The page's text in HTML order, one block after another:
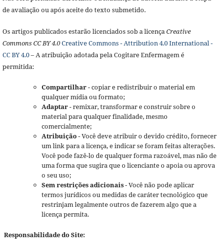
de avaliação ou após aceite do texto submetido.
Os artigos publicados estarão licenciados sob a licençaCreative
Commons CC BY 4.0Creative Commons - Attribution 4.0 International -
CC BY 4.0– A atribuição adotada pela Cogitare Enfermagem é
permitida:
Compartilhar- copiar e redistribuir o material em
qualquer mídia ou formato;
Adaptar- remixar, transformar e construir sobre o
material para qualquer finalidade, mesmo
comercialmente;
Atribuição- Você deve atribuir o devido crédito, fornecer
um link para a licença, e indicar se foram feitas alterações.
Você pode fazê-lo de qualquer forma razoável, mas não de
uma forma que sugira que o licenciante o apoia ou aprova
o seu uso;
Sem restrições adicionais- Você não pode aplicar
termos jurídicos ou medidas de caráter tecnológico que
restrinjam legalmente outros de fazerem algo que a
licença permita.
Responsabilidade do Site: